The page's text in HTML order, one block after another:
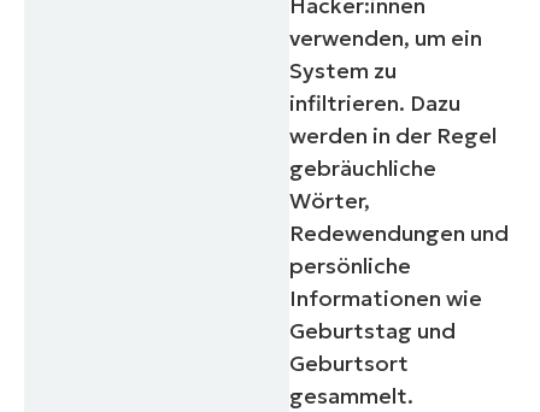
Hacker:innen
verwenden, um ein
System zu
infiltrieren. Dazu
werden in der Regel
gebräuchliche
Wörter,
Redewendungen und
persönliche
Informationen wie
Geburtstag und
Geburtsort
gesammelt.